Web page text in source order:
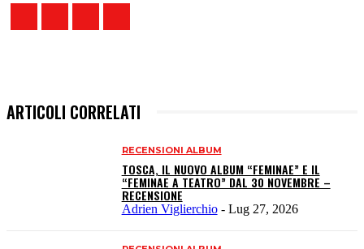
ARTICOLI CORRELATI
RECENSIONI ALBUM
TOSCA, IL NUOVO ALBUM “FEMINAE” E IL
“FEMINAE A TEATRO” DAL 30 NOVEMBRE –
RECENSIONE
Adrien Viglierchio - Lug 27, 2026